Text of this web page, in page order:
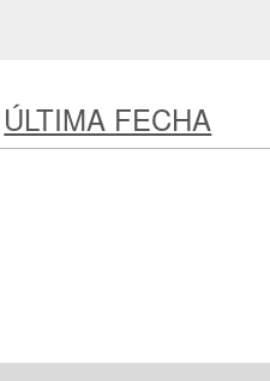
ÚLTIMA FECHA